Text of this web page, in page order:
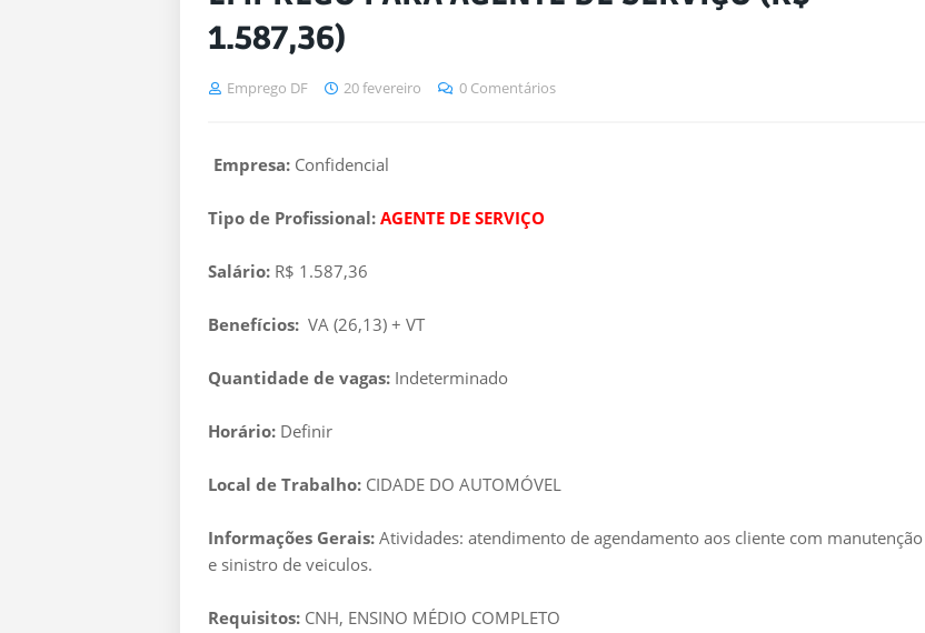
1.587,36)
Emprego DF 20 fevereiro 0 Comentários
Empresa: Confidencial
Tipo de Profissional: AGENTE DE SERVIÇO
Salário: R$ 1.587,36
Benefícios: VA (26,13) + VT
Quantidade de vagas: Indeterminado
Horário: Definir
Local de Trabalho: CIDADE DO AUTOMÓVEL
Informações Gerais: Atividades: atendimento de agendamento aos cliente com manutenção
e sinistro de veiculos.
Requisitos: CNH, ENSINO MÉDIO COMPLETO